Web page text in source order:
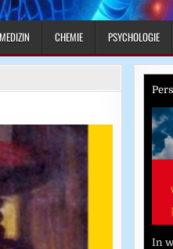
MEDIZIN CHEMIE PSYCHOLOGIE
In